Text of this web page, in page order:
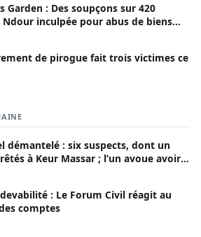
Garden : Des soupçons sur 420
Ndour inculpée pour abus de biens
de pirogue fait trois victimes ce
démantelé : six suspects, dont un
à Keur Massar ; l’un avoue avoir
2018
: Le Forum Civil réagit au
comptes